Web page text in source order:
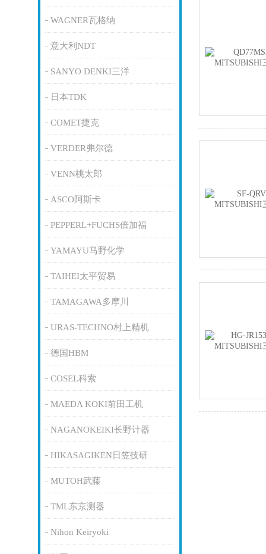
WAGNER瓦格纳
意大利NDT
SANYO DENKI三洋
日本TDK
COMET捷克
VERDER弗尔德
VENN桃太郎
ASCO阿斯卡
PEPPERL+FUCHS倍加福
YAMAYU马野化学
TAIHEI太平贸易
TAMAGAWA多摩川
URAS-TECHNO村上精机
德国HBM
COSEL科索
MAEDA KOKI前田工机
NAGANOKEIKI长野计器
HIKASAGIKEN日笠技研
MUTOH武藤
TML东京测器
Nihon Keiryoki